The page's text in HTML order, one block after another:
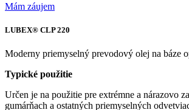
Mám záujem
LUBEX® CLP 220
Moderny priemyselný prevodový olej na báze
Typické použitie
Určen je na použitie pre extrémne a nárazovo
gumárňach a ostatných priemyselných